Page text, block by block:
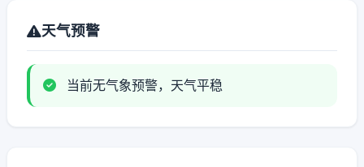
天气预警
当前无气象预警，天气平稳